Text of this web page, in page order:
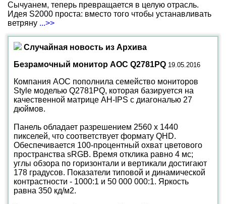
Сычуанем, теперь превращается в целую отрасль.
Идея S2000 проста: вместо того чтобы устанавливать
ветряну ...>>
Случайная новость из Архива
Безрамочный монитор AOC Q2781PQ 19.05.2016
Компания AOC пополнила семейство мониторов
Style моделью Q2781PQ, которая базируется на
качественной матрице AH-IPS с диагональю 27
дюймов.
Панель обладает разрешением 2560 х 1440
пикселей, что соответствует формату QHD.
Обеспечивается 100-процентный охват цветового
пространства sRGB. Время отклика равно 4 мс;
углы обзора по горизонтали и вертикали достигают
178 градусов. Показатели типовой и динамической
контрастности - 1000:1 и 50 000 000:1. Яркость
равна 350 кд/м2.